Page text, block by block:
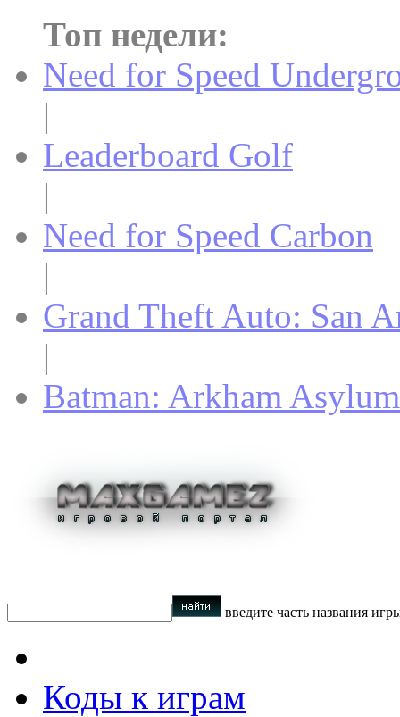
Топ недели:
Need for Speed
|
Leaderboard Golf
|
Need for Speed Carbon
|
Grand Theft Auto: San
|
Batman: Arkham Asylum
введите часть названия
Коды к играм